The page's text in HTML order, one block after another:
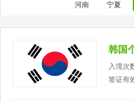
河南
宁夏
韩国
入境次
签证有